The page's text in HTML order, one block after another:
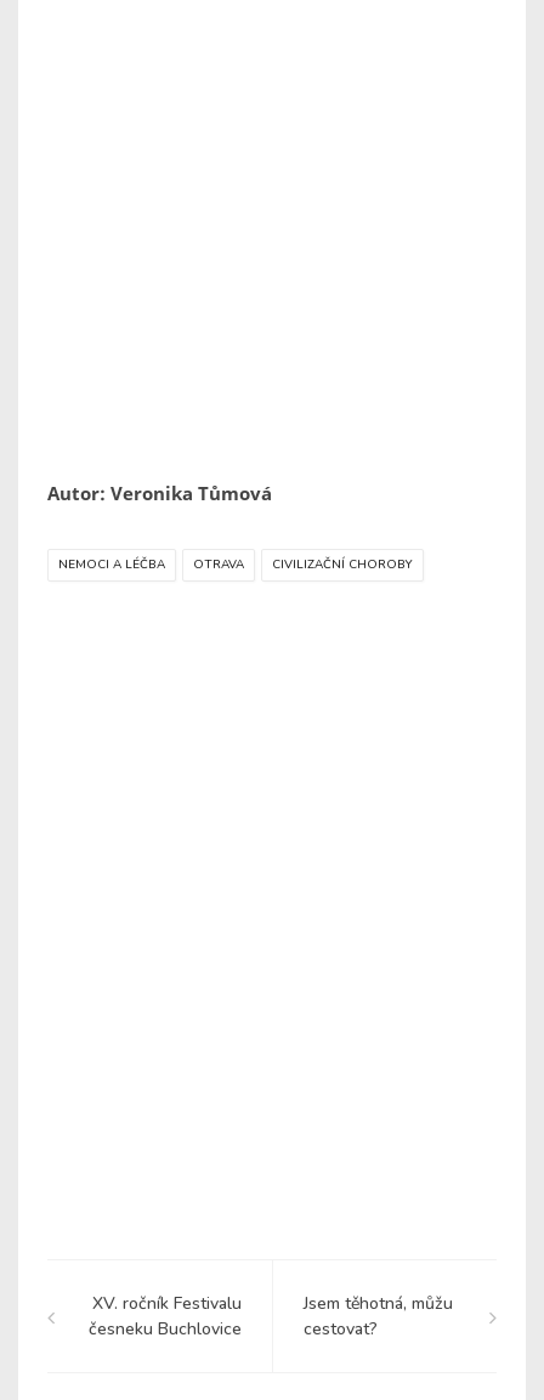
Autor: Veronika Tůmová
NEMOCI A LÉČBA OTRAVA CIVILIZAČNÍ CHOROBY
XV. ročník Festivalu
česneku Buchlovice
Jsem těhotná, můžu
cestovat?